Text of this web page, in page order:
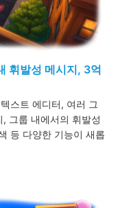
휘발성 메시지, 3억
스트 에디터, 여러 그
그룹 내에서의 휘발성
등 다양한 기능이 새롭